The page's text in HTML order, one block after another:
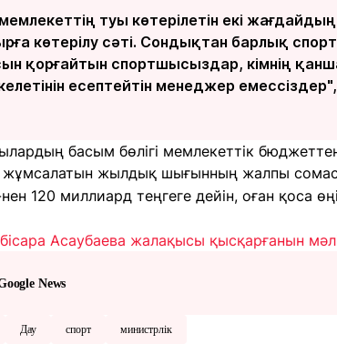
туы көтерілетін екі жағдайдың
көтерілу сәті. Сондықтан барлық
қорғайтын спортшысыздар, кімнің
есептейтін менеджер
басым бөлігі мемлекеттік
жұмсалатын жылдық шығынның жалпы
120 миллиард теңгеге дейін, оған қоса
Асаубаева жалақысы қысқарғанын
News
Дау спорт министрлік